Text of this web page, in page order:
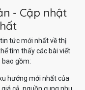
- Cập nhật
tức mới nhất về thị
tìm thấy các bài viết
bao gồm:
hướng mới nhất của
cả, nguồn cung,nhu